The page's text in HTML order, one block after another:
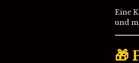
Eine
und
🎁